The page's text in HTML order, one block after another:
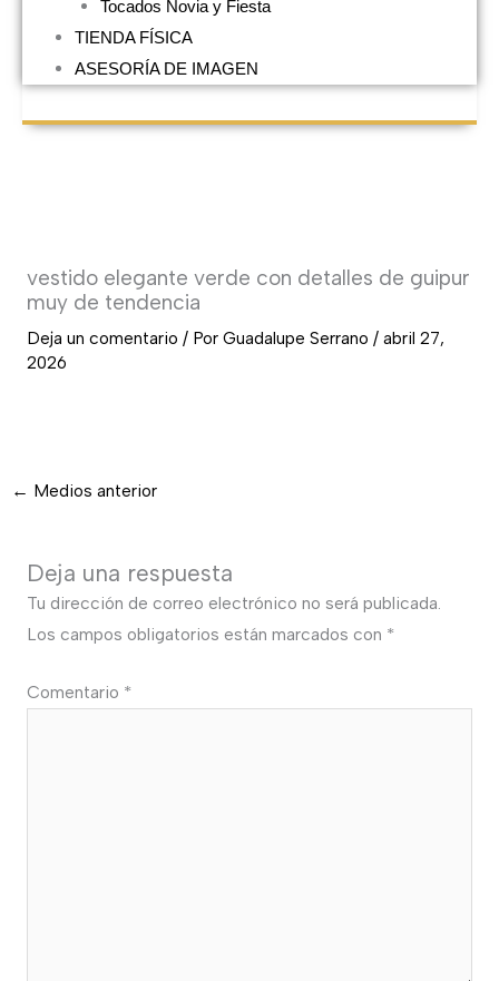
Tocados Novia y Fiesta
TIENDA FÍSICA
ASESORÍA DE IMAGEN
vestido elegante verde con detalles de guipur
muy de tendencia
Deja un comentario / Por Guadalupe Serrano / abril 27,
2026
← Medios anterior
Deja una respuesta
Tu dirección de correo electrónico no será publicada.
Los campos obligatorios están marcados con *
Comentario *